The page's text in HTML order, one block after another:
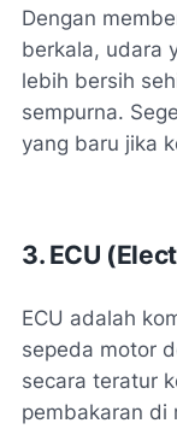
Dengan
berkala, udara
lebih bersih
sempurna.
yang baru jika
3. ECU
ECU adalah
sepeda motor
secara teratur
pembakaran di